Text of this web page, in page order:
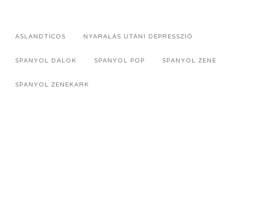
ASLANDTICOS NYARALÁS UTÁNI DEPRESSZIÓ
SPANYOL DALOK SPANYOL POP SPANYOL ZENE
SPANYOL ZENEKARK